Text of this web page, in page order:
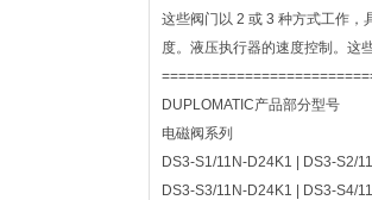
这些阀门以 2 或 3 种方式工作，
度。液压执行器的速度控制。这
DUPLOMATIC产品部分型号
电磁阀系列‌
DS3-S1/11N-D24K1 | DS3-S2/
DS3-S3/11N-D24K1 | DS3-S4/